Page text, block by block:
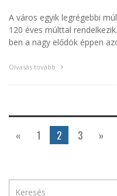
A város egyik legrégebbi
120 éves múlttal
ben a nagy elődök éppen
Olvasás tovább
« 1 2 3 »